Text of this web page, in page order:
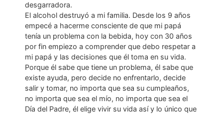
desgarradora.
El alcohol destruyó a mi familia. Desde los 9 años
empecé a hacerme consciente de que mi papá
tenía un problema con la bebida, hoy con 30 años
por fin empiezo a comprender que debo respetar a
mi papá y las decisiones que él toma en su vida.
Porque él sabe que tiene un problema, él sabe que
existe ayuda, pero decide no enfrentarlo, decide
salir y tomar, no importa que sea su cumpleaños,
no importa que sea el mío, no importa que sea el
Día del Padre, él elige vivir su vida así y lo único que